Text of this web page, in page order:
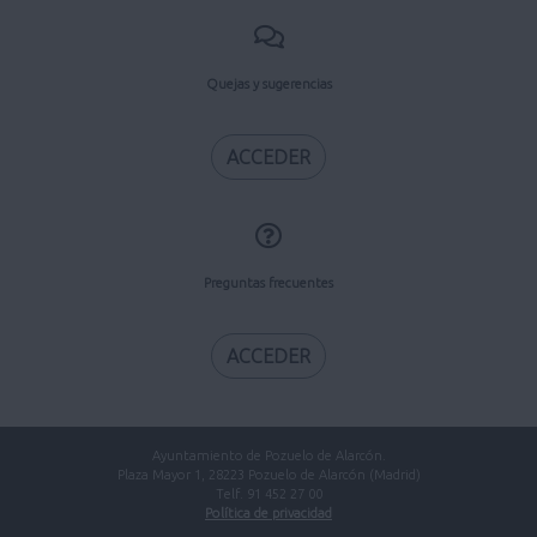
Quejas y sugerencias
ACCEDER
Preguntas frecuentes
ACCEDER
Ayuntamiento de Pozuelo de Alarcón.
Plaza Mayor 1, 28223 Pozuelo de Alarcón (Madrid)
Telf. 91 452 27 00
Política de privacidad